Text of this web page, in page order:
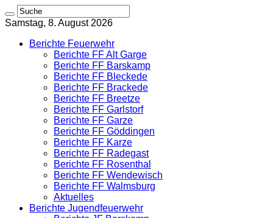
Samstag, 8. August 2026
Berichte Feuerwehr
Berichte FF Alt Garge
Berichte FF Barskamp
Berichte FF Bleckede
Berichte FF Brackede
Berichte FF Breetze
Berichte FF Garlstorf
Berichte FF Garze
Berichte FF Göddingen
Berichte FF Karze
Berichte FF Radegast
Berichte FF Rosenthal
Berichte FF Wendewisch
Berichte FF Walmsburg
Aktuelles
Berichte Jugendfeuerwehr